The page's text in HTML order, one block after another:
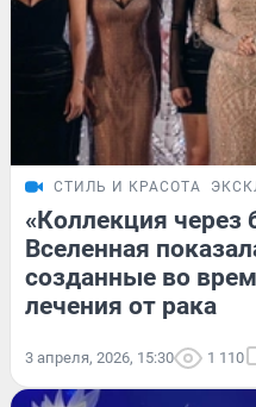
СТИЛЬ И КРАСОТА
«Коллекция через
Вселенная
созданные во
лечения от рака
3 апреля, 2026, 15:30 1 110